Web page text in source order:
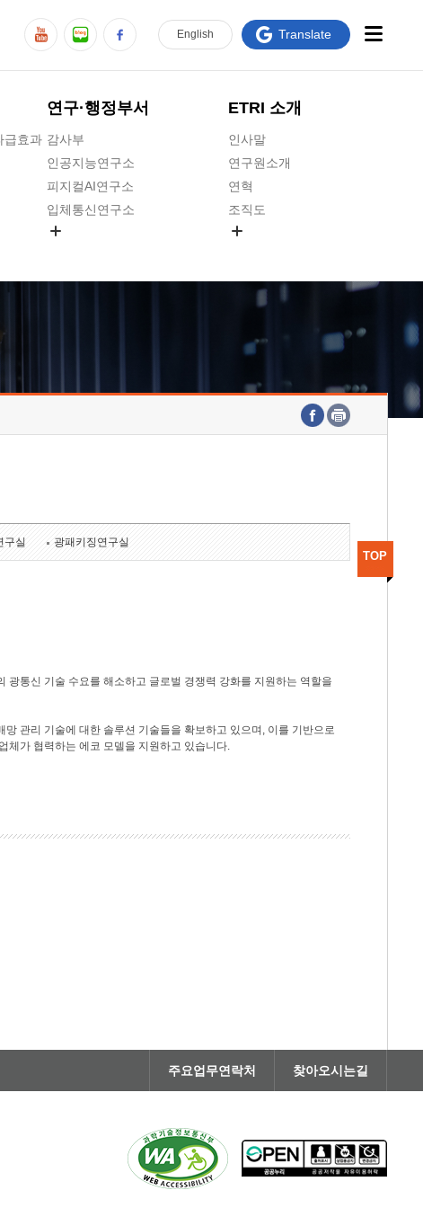
급효과
연구·행정부서
감사부
인공지능연구소
피지컬AI연구소
입체통신연구소
호남권연구본부
기획본부
ETRI 소개
인사말
연구원소개
연혁
조직도
연구원 고객헌장
주요업무연락처
English Translate
구실 광패키징연구실
광통신 기술 수요를 해소하고 글로벌 경쟁력 강화를 지원하는 역할을
관리 기술에 대한 솔루션 기술들을 확보하고 있으며, 이를 기반으로
체가 협력하는 에코 모델을 지원하고 있습니다.
TOP
주요업무연락처 찾아오시는길